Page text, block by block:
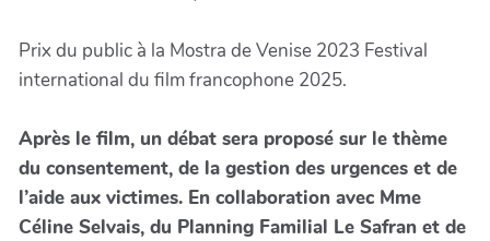
Prix du public à la Mostra de Venise 2023 Festival
international du film francophone 2025.
Après le film, un débat sera proposé sur le thème
du consentement, de la gestion des urgences et de
l’aide aux victimes. En collaboration avec Mme
Céline Selvais, du Planning Familial Le Safran et de